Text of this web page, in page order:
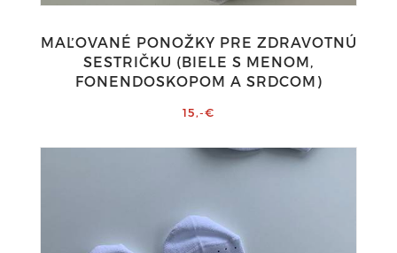
MAĽOVANÉ PONOŽKY PRE ZDRAVOTNÚ
SESTRIČKU (BIELE S MENOM,
FONENDOSKOPOM A SRDCOM)
15,-€